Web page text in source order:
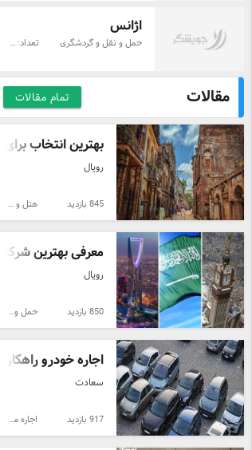
اژانس
حمل و نقل و گردشگری تعداد: 15
تمام مقالات مقالات
بهترین انتخاب
رویال
845 بازدید هتل و مهمانسرا
معرفی بهترین
رویال
850 بازدید حمل و نقل بین‌المللی
اجاره خودرو
سعادت
917 بازدید اجاره ماشین